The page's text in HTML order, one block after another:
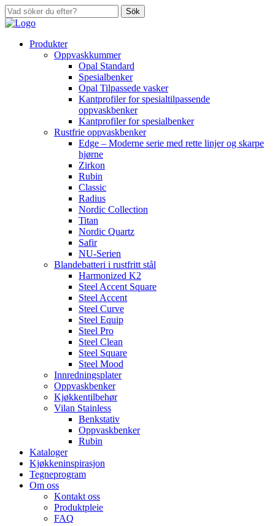
Sök
Produkter
Oppvaskkummer
Opal Standard
Spesialbenker
Opal Tilpassede vasker
Kantprofiler for spesialtilpassende
oppvaskbenker
Kantprofiler for spesialbenker
Rustfrie oppvaskbenker
Edge – Moderne serie med rette linjer og skarpe
hjørne
Zirkon
Rubin
Classic
Radius
Nordic Collection
Titan
Nordic Quartz
Safir
NU-Serien
Blandebatteri i rustfritt stål
Harmonized K2
Steel Accent Square
Steel Accent
Steel Curve
Steel Equip
Steel Pro
Steel Clean
Steel Square
Steel Mood
Innredningsplater
Oppvaskbenker
Kjøkkentilbehør
Vilan Stainless
Benkstativ
Oppvaskbenker
Rubin
Kataloger
Kjøkkeninspirasjon
Tegneprogram
Om oss
Kontakt oss
Produktpleie
FAQ